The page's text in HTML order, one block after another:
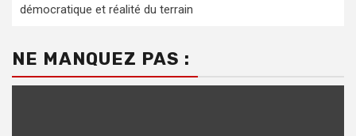
démocratique et réalité du terrain
NE MANQUEZ PAS :